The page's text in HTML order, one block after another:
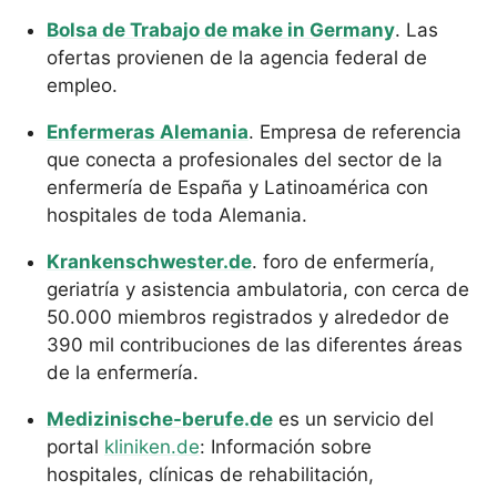
Bolsa de Trabajo de make in Germany. Las
ofertas provienen de la agencia federal de
empleo.
Enfermeras Alemania. Empresa de referencia
que conecta a profesionales del sector de la
enfermería de España y Latinoamérica con
hospitales de toda Alemania.
Krankenschwester.de. foro de enfermería,
geriatría y asistencia ambulatoria, con cerca de
50.000 miembros registrados y alrededor de
390 mil contribuciones de las diferentes áreas
de la enfermería.
Medizinische-berufe.de es un servicio del
portal kliniken.de: Información sobre
hospitales, clínicas de rehabilitación,